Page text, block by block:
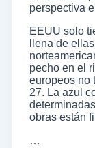
perspectiva
EEUU solo
llena de
pecho en el
europeos no
27. La azul
obras están
…